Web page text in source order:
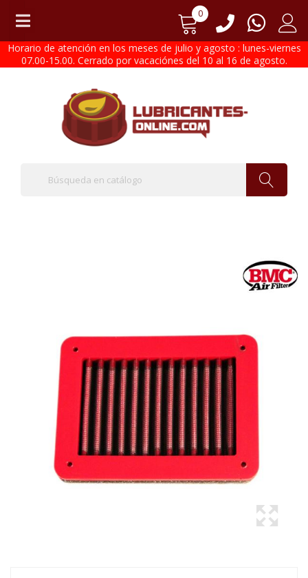
0
Horario de atención en los meses de julio y agosto : lunes-viernes
07.00-15.00. Cerrado por vacaciónes del 10 al 16 de agosto.